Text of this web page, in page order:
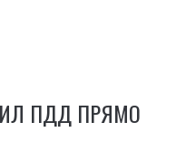
ПДД ПРЯМО